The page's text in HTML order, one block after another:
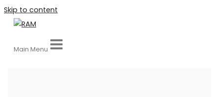
Skip to content
Main Menu